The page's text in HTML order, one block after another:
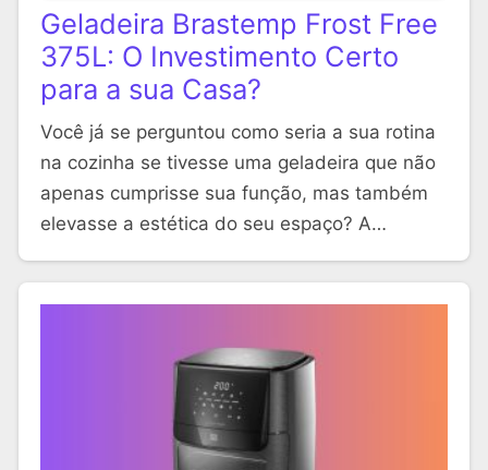
Geladeira Brastemp Frost Free
375L: O Investimento Certo
para a sua Casa?
Você já se perguntou como seria a sua rotina
na cozinha se tivesse uma geladeira que não
apenas cumprisse sua função, mas também
elevasse a estética do seu espaço? A…